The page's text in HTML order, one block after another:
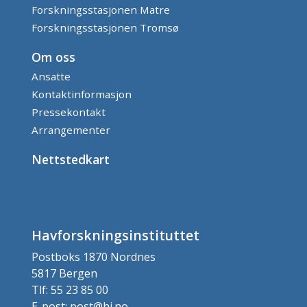
Forskningsstasjonen Matre
Forskningsstasjonen Tromsø
Om oss
Ansatte
Kontaktinformasjon
Pressekontakt
Arrangementer
Nettstedkart
Havforskningsinstituttet
Postboks 1870 Nordnes
5817 Bergen
Tlf: 55 23 85 00